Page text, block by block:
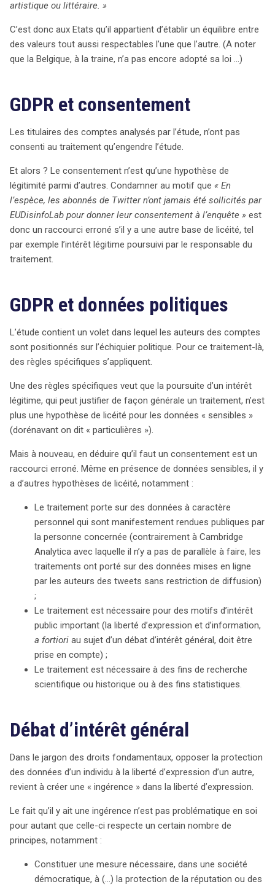
artistique ou littéraire. »
C’est donc aux Etats qu’il appartient d’établir un équilibre entre
des valeurs tout aussi respectables l’une que l’autre. (A noter
que la Belgique, à la traine, n’a pas encore adopté sa loi …)
GDPR et consentement
Les titulaires des comptes analysés par l’étude, n’ont pas
consenti au traitement qu’engendre l’étude.
Et alors ? Le consentement n’est qu’une hypothèse de
légitimité parmi d’autres. Condamner au motif que « En
l’espèce, les abonnés de Twitter n’ont jamais été sollicités par
EUDisinfoLab pour donner leur consentement à l’enquête » est
donc un raccourci erroné s’il y a une autre base de licéité, tel
par exemple l’intérêt légitime poursuivi par le responsable du
traitement.
GDPR et données politiques
L’étude contient un volet dans lequel les auteurs des comptes
sont positionnés sur l’échiquier politique. Pour ce traitement-là,
des règles spécifiques s’appliquent.
Une des règles spécifiques veut que la poursuite d’un intérêt
légitime, qui peut justifier de façon générale un traitement, n’est
plus une hypothèse de licéité pour les données « sensibles »
(dorénavant on dit « particulières »).
Mais à nouveau, en déduire qu’il faut un consentement est un
raccourci erroné. Même en présence de données sensibles, il y
a d’autres hypothèses de licéité, notamment :
Le traitement porte sur des données à caractère
personnel qui sont manifestement rendues publiques par
la personne concernée (contrairement à Cambridge
Analytica avec laquelle il n’y a pas de parallèle à faire, les
traitements ont porté sur des données mises en ligne
par les auteurs des tweets sans restriction de diffusion)
;
Le traitement est nécessaire pour des motifs d’intérêt
public important (la liberté d’expression et d’information,
a fortiori au sujet d’un débat d’intérêt général, doit être
prise en compte) ;
Le traitement est nécessaire à des fins de recherche
scientifique ou historique ou à des fins statistiques.
Débat d’intérêt général
Dans le jargon des droits fondamentaux, opposer la protection
des données d’un individu à la liberté d’expression d’un autre,
revient à créer une « ingérence » dans la liberté d’expression.
Le fait qu’il y ait une ingérence n’est pas problématique en soi
pour autant que celle-ci respecte un certain nombre de
principes, notamment :
Constituer une mesure nécessaire, dans une société
démocratique, à (…) la protection de la réputation ou des